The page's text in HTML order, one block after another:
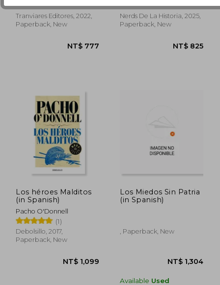
NT$ 1,120 NT$
quienes comienzan
(in Spanish)
Tranviares Editores, 2022,
Paperback, New
Nerds De La Historia, 2025,
Paperback, New
Los héroes Malditos
(in Spanish)
Pacho O'Donnell
(1)
Debolsillo, 2017,
Paperback, New
Los Miedos Sin Patria
(in Spanish)
, Paperback, New
Available Used